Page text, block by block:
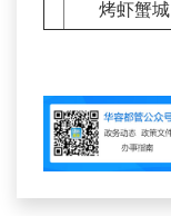
烤虾蟹城